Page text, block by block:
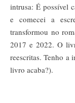
intrusa: É possível
e comecei a
transformou no
2017 e 2022. O
reescritas. Tenho a
livro acaba?).